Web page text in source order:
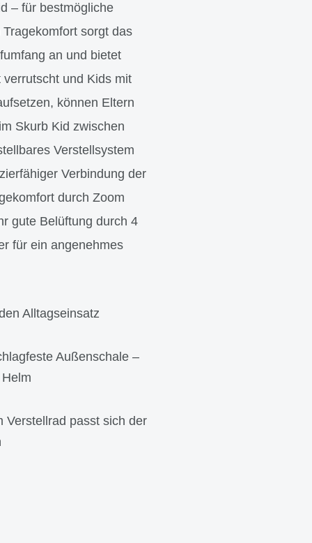
– für bestmögliche
sorgt das
an und bietet
und Kids mit
können Eltern
Skurb Kid zwischen
Verstellsystem
Verbindung der
durch Zoom
gute Belüftung durch 4
für ein angenehmes
Alltagseinsatz
Außenschale –
Verstellrad passt sich der